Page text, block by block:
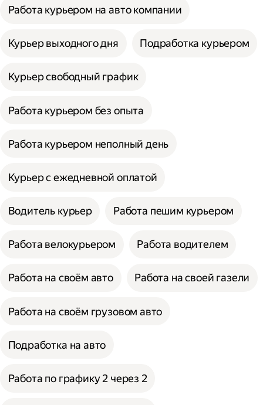
Работа курьером на авто компании
Курьер выходного дня Подработка курьером
Курьер свободный график
Работа курьером без опыта
Работа курьером неполный день
Курьер с ежедневной оплатой
Водитель курьер Работа пешим курьером
Работа велокурьером Работа водителем
Работа на своём авто Работа на своей газели
Работа на своём грузовом авто
Подработка на авто
Работа по графику 2 через 2